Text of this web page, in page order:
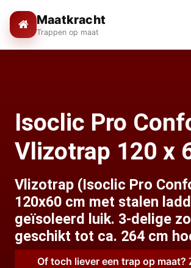
Maatkracht
Trappen op maat
Isoclic Pro
Vlizotrap 120 x
Vlizotrap (Isoclic Pro
120x60 cm met stalen
geïsoleerd luik. 3-delige
geschikt tot ca. 264 cm
Of toch liever een trap op maat?